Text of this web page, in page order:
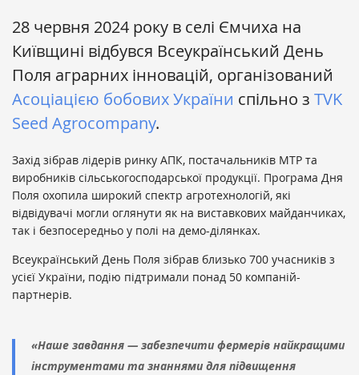
28 червня 2024 року в селі Ємчиха на
Київщині відбувся Всеукраїнський День
Поля аграрних інновацій, організований
Асоціацією бобових України спільно з TVK
Seed Agrocompany.
Захід зібрав лідерів ринку АПК, постачальників МТР та
виробників сільськогосподарської продукції. Програма Дня
Поля охопила широкий спектр агротехнологій, які
відвідувачі могли оглянути як на виставкових майданчиках,
так і безпосередньо у полі на демо-ділянках.
Всеукраїнський День Поля зібрав близько 700 учасників з
усієї України, подію підтримали понад 50 компаній-
партнерів.
«Наше завдання — забезпечити фермерів найкращими
інструментами та знаннями для підвищення